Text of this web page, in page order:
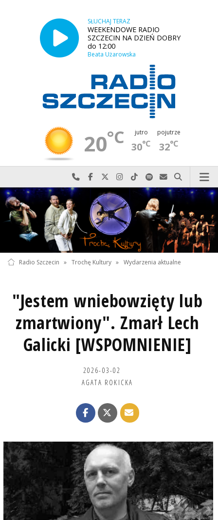
SŁUCHAJ TERAZ
WEEKENDOWE RADIO
SZCZECIN NA DZIEŃ DOBRY
do 12:00
Beata Użarowska
20°C jutro
30°C
pojutrze
32°C
Najlepiej po prostu do nas zadzwoń
Odwiedź nas na Facebook-u
Odwiedź nas na X
Odwiedź nas na Instagram-ie
Odwiedź nas na TikTok-u
Szukaj nas na Spotify
Wyślij do nas
Szukaj
Radio Szczecin » Trochę Kultury » Wydarzenia aktualne
"Jestem wniebowzięty lub
zmartwiony". Zmarł Lech
Galicki [WSPOMNIENIE]
2026-03-02
AGATA ROKICKA